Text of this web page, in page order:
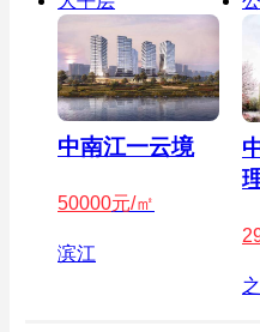
中南江一云境
50000元/㎡
滨江